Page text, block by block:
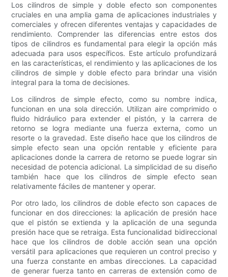
Los cilindros de simple y doble efecto son componentes
cruciales en una amplia gama de aplicaciones industriales y
comerciales y ofrecen diferentes ventajas y capacidades de
rendimiento. Comprender las diferencias entre estos dos
tipos de cilindros es fundamental para elegir la opción más
adecuada para usos específicos. Este artículo profundizará
en las características, el rendimiento y las aplicaciones de los
cilindros de simple y doble efecto para brindar una visión
integral para la toma de decisiones.
Los cilindros de simple efecto, como su nombre indica,
funcionan en una sola dirección. Utilizan aire comprimido o
fluido hidráulico para extender el pistón, y la carrera de
retorno se logra mediante una fuerza externa, como un
resorte o la gravedad. Este diseño hace que los cilindros de
simple efecto sean una opción rentable y eficiente para
aplicaciones donde la carrera de retorno se puede lograr sin
necesidad de potencia adicional. La simplicidad de su diseño
también hace que los cilindros de simple efecto sean
relativamente fáciles de mantener y operar.
Por otro lado, los cilindros de doble efecto son capaces de
funcionar en dos direcciones: la aplicación de presión hace
que el pistón se extienda y la aplicación de una segunda
presión hace que se retraiga. Esta funcionalidad bidireccional
hace que los cilindros de doble acción sean una opción
versátil para aplicaciones que requieren un control preciso y
una fuerza constante en ambas direcciones. La capacidad
de generar fuerza tanto en carreras de extensión como de